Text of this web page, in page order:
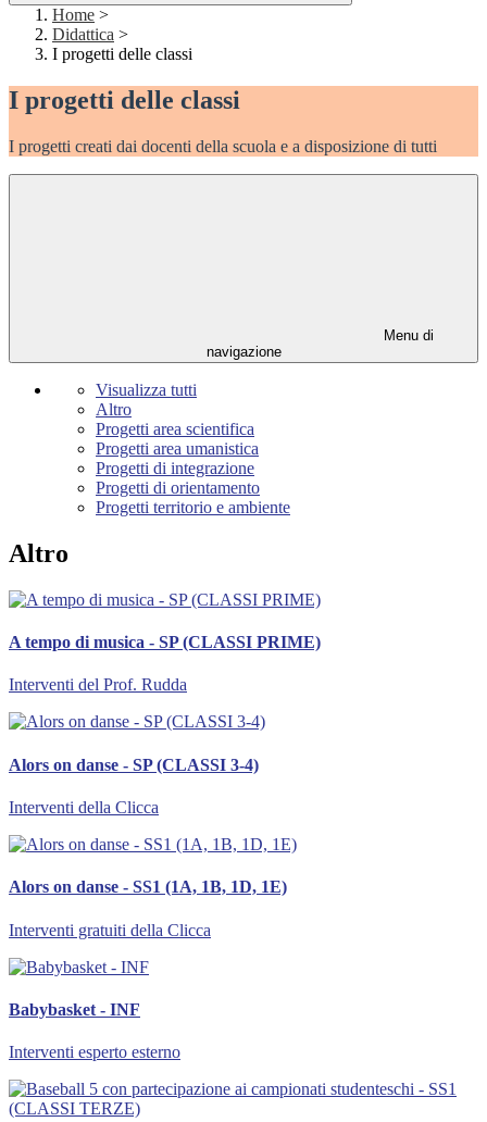
Home >
Didattica >
I progetti delle classi
I progetti delle classi
I progetti creati dai docenti della scuola e a disposizione di tutti
Menu di
navigazione
Visualizza tutti
Altro
Progetti area scientifica
Progetti area umanistica
Progetti di integrazione
Progetti di orientamento
Progetti territorio e ambiente
Altro
A tempo di musica - SP (CLASSI PRIME)
Interventi del Prof. Rudda
Alors on danse - SP (CLASSI 3-4)
Interventi della Clicca
Alors on danse - SS1 (1A, 1B, 1D, 1E)
Interventi gratuiti della Clicca
Babybasket - INF
Interventi esperto esterno